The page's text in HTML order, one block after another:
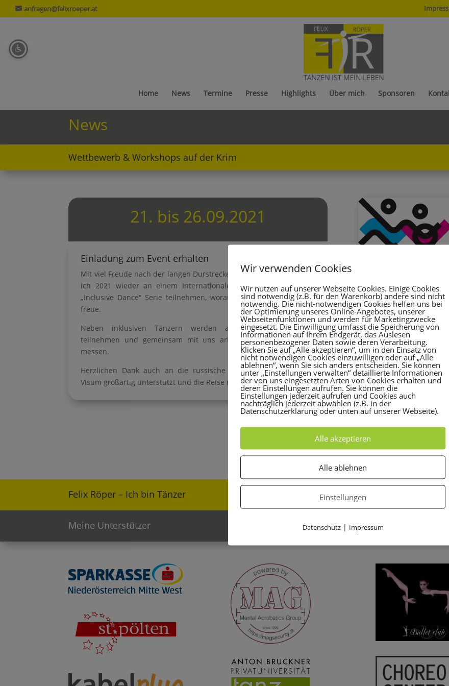
anfragen@felixroeper.at
Home News Termine Presse Highlights Über mich Sponsoren
News
Wettbewerb & Workshops auf der Krim
21. bis 26.09.2021
Einladung zum Event erhalten
Mit viel Freude nach der langen Durstrecke der Verantaltungen darf
ich 2021 wieder an einem Internationalen Event der russischen
„Inclusive Dance“ Serie teilnehmen, worauf ich mich schon rießig
freue.
Neben inklusiven Tänzern werden auch „normale“ Tänzer
teilnehmen und gemeinsam mit uns arbeiten und sich danach
messen.
Herzlichen Dank auch an die russische Botschaft die uns beim
Visum großartig unterstützt und die Reise möglich macht.
Felix Röper – Ich bin Tänzer
Meine Unterstützer
Wir verwenden Cookies
Wir nutzen auf unserer Webseite Cookies. Einige Cookies
sind notwendig (z.B. für den Warenkorb) andere sind nicht
notwendig. Die nicht-notwendigen Cookies helfen uns bei
der Optimierung unseres Online-Angebotes, unserer
Webseitenfunktionen und werden für Marketingzwecke
eingesetzt. Die Einwilligung umfasst die Speicherung von
Informationen auf Ihrem Endgerät, das Auslesen
personenbezogener Daten sowie deren Verarbeitung.
Klicken Sie auf „Alle akzeptieren“, um in den Einsatz von
nicht notwendigen Cookies einzuwilligen oder auf „Alle
ablehnen“, wenn Sie sich anders entscheiden. Sie können
unter „Einstellungen verwalten“ detaillierte Informationen
der von uns eingesetzten Arten von Cookies erhalten und
deren Einstellungen aufrufen. Sie können die
Einstellungen jederzeit aufrufen und Cookies auch
nachträglich jederzeit abwählen (z.B. in der
Datenschutzerklärung oder unten auf unserer Webseite).
Alle akzeptieren
Alle ablehnen
Einstellungen
Datenschutz| Impressum